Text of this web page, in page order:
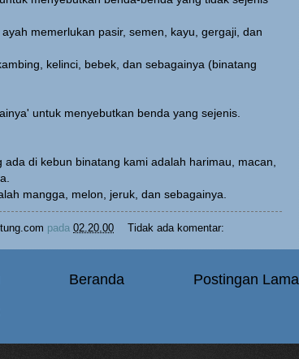
memerlukan pasir, semen, kayu, gergaji, dan
kelinci, bebek, dan sebagainya (binatang
untuk menyebutkan benda yang sejenis.
ada di kebun binatang kami adalah harimau, macan,
mangga, melon, jeruk, dan sebagainya.
pada 02.20.00 Tidak ada komentar:
Postingan Lama
Beranda